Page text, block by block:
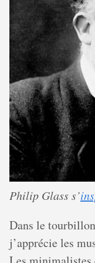
Philip Glass s’
Dans le
j’apprécie les